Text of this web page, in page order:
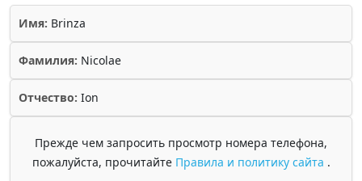
Имя: Brinza
Фамилия: Nicolae
Отчество: Ion
Прежде чем запросить просмотр номера телефона,
пожалуйста, прочитайте Правила и политику сайта .